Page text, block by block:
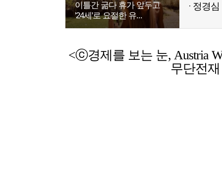
이틀간 굶다 휴가 앞두고
'24세'로 요절한 유...
정경심
<ⓒ경제를 보는 눈, Austria
무단전